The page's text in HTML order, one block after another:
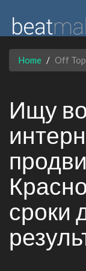
Home Off
Ищу
сроки